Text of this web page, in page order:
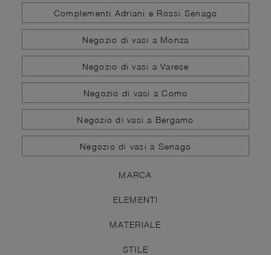
Complementi Adriani e Rossi Senago
Negozio di vasi a Monza
Negozio di vasi a Varese
Negozio di vasi a Como
Negozio di vasi a Bergamo
Negozio di vasi a Senago
MARCA
ELEMENTI
MATERIALE
STILE